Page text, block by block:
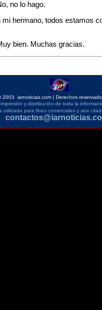
no lo hago.
mi hermano, todos estamos
bien. Muchas gracias.
2003 iarnoticias.com | Derechos
y distribución de toda la
utilizada para fines comerciales y sea